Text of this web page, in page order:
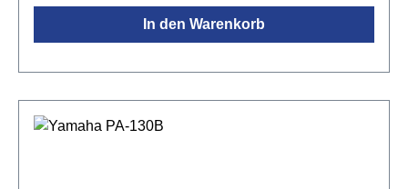
In den Warenkorb